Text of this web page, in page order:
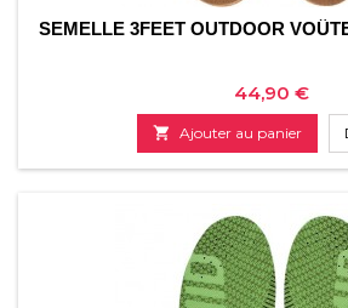
SEMELLE 3FEET OUTDOOR
Prix
44,90 €
 Ajouter au panier